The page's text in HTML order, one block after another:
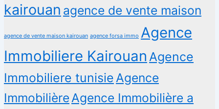
kairouan agence de vente maison
agence de vente maison kairouan agence forsa immo Agence
Immobiliere Kairouan Agence
Immobiliere tunisie Agence
Immobilière Agence Immobilière a